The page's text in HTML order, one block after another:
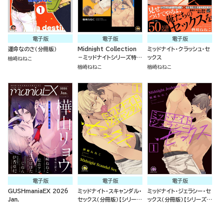
電子版
運命なのさ（分冊版）
楢崎ねねこ
電子版
Midnight Collection
－ミッドナイトシリーズ特典
集－
楢崎ねねこ
電子版
ミッドナイト・クラッシュ・セ
ックス
楢崎ねねこ
電子版
GUSHmaniaEX 2026
Jan.
電子版
ミッドナイト・スキャンダル・
セックス（分冊版）【シリーズ
電子版
ミッドナイト・ジェラシー・セ
ックス（分冊版）【シリーズ